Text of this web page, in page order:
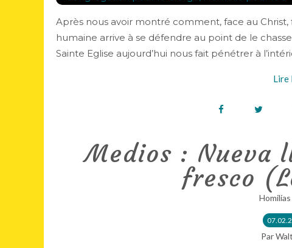
Après nous avoir montré comment, face au
humaine arrive à se défendre au point de le
Sainte Eglise aujourd’hui nous fait pénétrer à
Lire
Medios : Nueva
fresco
Par